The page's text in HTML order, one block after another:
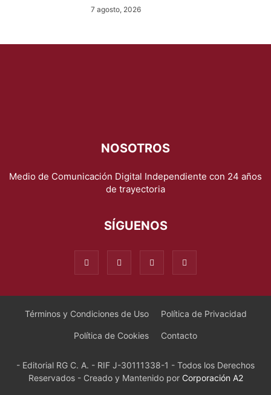
7 agosto, 2026
NOSOTROS
Medio de Comunicación Digital Independiente con 24 años
de trayectoria
SÍGUENOS
Términos y Condiciones de Uso Política de Privacidad
Política de Cookies Contacto
- Editorial RG C. A. - RIF J-30111338-1 - Todos los Derechos
Reservados - Creado y Mantenido por Corporación A2